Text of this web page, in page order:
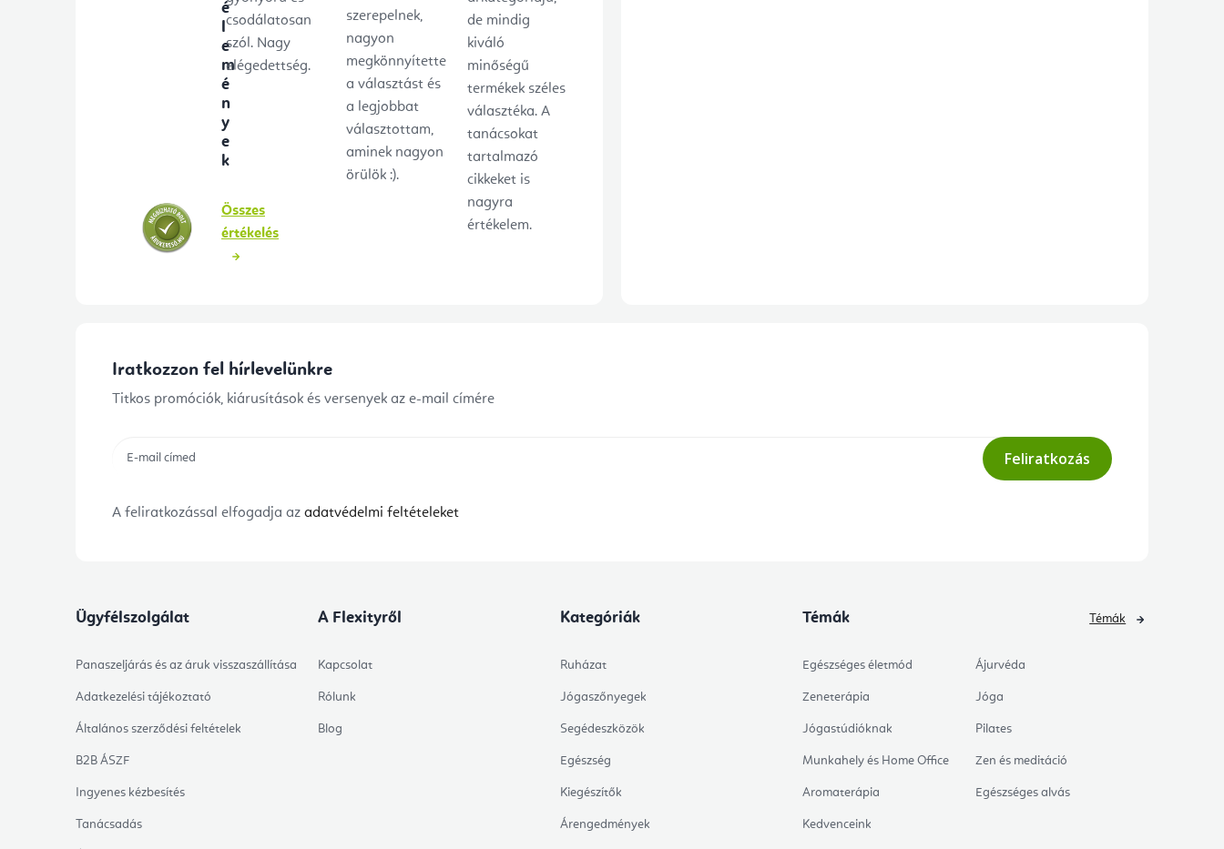
é
l
e
m
é
n
y
e
k
Összes
értékelés
csodálatosan
szól. Nagy
elégedettség.
szerepelnek,
nagyon
megkönnyítette
a választást és
a legjobbat
választottam,
aminek nagyon
örülök :).
de mindig
kiváló
minőségű
termékek széles
választéka. A
tanácsokat
tartalmazó
cikkeket is
nagyra
értékelem.
Iratkozzon fel hírlevelünkre
Titkos promóciók, kiárusítások és versenyek az e-mail címére
Feliratkozás
A feliratkozással elfogadja az adatvédelmi feltételeket
Ügyfélszolgálat
Panaszeljárás és az áruk visszaszállítása
Adatkezelési tájékoztató
Általános szerződési feltételek
B2B ÁSZF
Ingyenes kézbesítés
Tanácsadás
A Flexityről
Kapcsolat
Rólunk
Blog
Kategóriák
Ruházat
Jógaszőnyegek
Segédeszközök
Egészség
Kiegészítők
Árengedmények
Témák
Egészséges életmód Ájurvéda
Zeneterápia Jóga
Jógastúdióknak Pilates
Munkahely és Home Office Zen és meditáció
Aromaterápia Egészséges alvás
Kedvenceink
Témák